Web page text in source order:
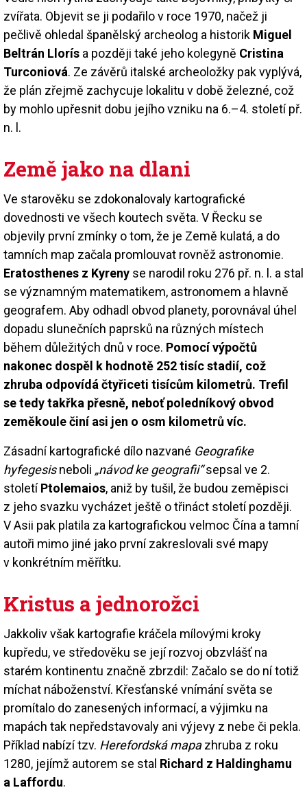
zvířata. Objevit se ji podařilo v roce 1970, načež ji
pečlivě ohledal španělský archeolog a historik Miguel
Beltrán Llorís a později také jeho kolegyně Cristina
Turconiová. Ze závěrů italské archeoložky pak vyplývá,
že plán zřejmě zachycuje lokalitu v době železné, což
by mohlo upřesnit dobu jejího vzniku na 6.–4. století př.
n. l.
Země jako na dlani
Ve starověku se zdokonalovaly kartografické
dovednosti ve všech koutech světa. V Řecku se
objevily první zmínky o tom, že je Země kulatá, a do
tamních map začala promlouvat rovněž astronomie.
Eratosthenes z Kyreny se narodil roku 276 př. n. l. a stal
se významným matematikem, astronomem a hlavně
geografem. Aby odhadl obvod planety, porovnával úhel
dopadu slunečních paprsků na různých místech
během důležitých dnů v roce. Pomocí výpočtů
nakonec dospěl k hodnotě 252 tisíc stadií, což
zhruba odpovídá čtyřiceti tisícům kilometrů. Trefil
se tedy takřka přesně, neboť poledníkový obvod
zeměkoule činí asi jen o osm kilometrů víc.
Zásadní kartografické dílo nazvané Geografike
hyfegesisneboli „návod ke geografii“sepsal ve 2.
stoletíPtolemaios, aniž by tušil, že budou zeměpisci
z jeho svazku vycházet ještě o třináct století později.
V Asii pak platila za kartografickou velmoc Čína a tamní
autoři mimo jiné jako první zakreslovali své mapy
v konkrétním měřítku.
Kristus a jednorožci
Jakkoliv však kartografie kráčela mílovými kroky
kupředu, ve středověku se její rozvoj obzvlášť na
starém kontinentu značně zbrzdil: Začalo se do ní totiž
míchat náboženství. Křesťanské vnímání světa se
promítalo do zanesených informací, a výjimku na
mapách tak nepředstavovaly ani výjevy z nebe či pekla.
Příklad nabízí tzv. Herefordská mapazhruba z roku
1280, jejímž autorem se stal Richard z Haldinghamu
a Laffordu.